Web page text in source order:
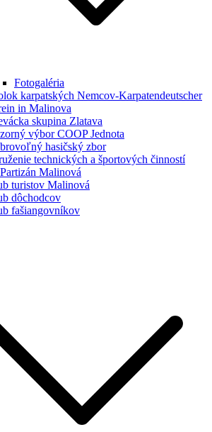
Fotogaléria
karpatských Nemcov-Karpatendeutscher
in Malinova
skupina Zlatava
výbor COOP Jednota
hasičský zbor
technických a športových činností
Malinová
turistov Malinová
dôchodcov
fašiangovníkov